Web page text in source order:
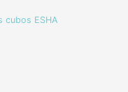
cubos ESHA